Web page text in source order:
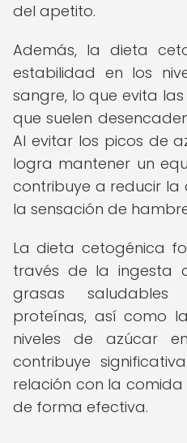
del apetito.
Además, la dieta
estabilidad en los
sangre, lo que evita
que suelen
Al evitar los picos de
logra mantener un
contribuye a reducir
la sensación de
La dieta cetogénica
través de la ingesta
grasas
proteínas, así como
niveles de azúcar
contribuye
relación con la
de forma efectiva.